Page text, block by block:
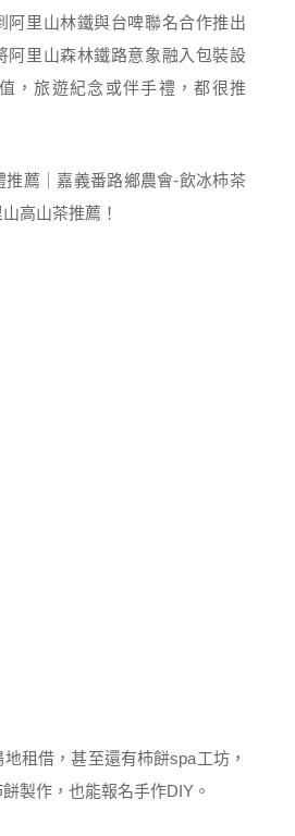
阿里山林鐵與台啤聯名合作推出
阿里山森林鐵路意象融入包裝設
，旅遊紀念或伴手禮，都很推
租借，甚至還有柿餅spa工坊，
製作，也能報名手作DIY。